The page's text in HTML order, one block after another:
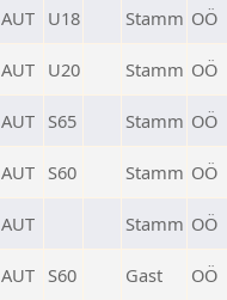
AUT U18 Stamm OÖ
AUT U20 Stamm OÖ
AUT S65 Stamm OÖ
AUT S60 Stamm OÖ
AUT Stamm OÖ
AUT S60 Gast OÖ